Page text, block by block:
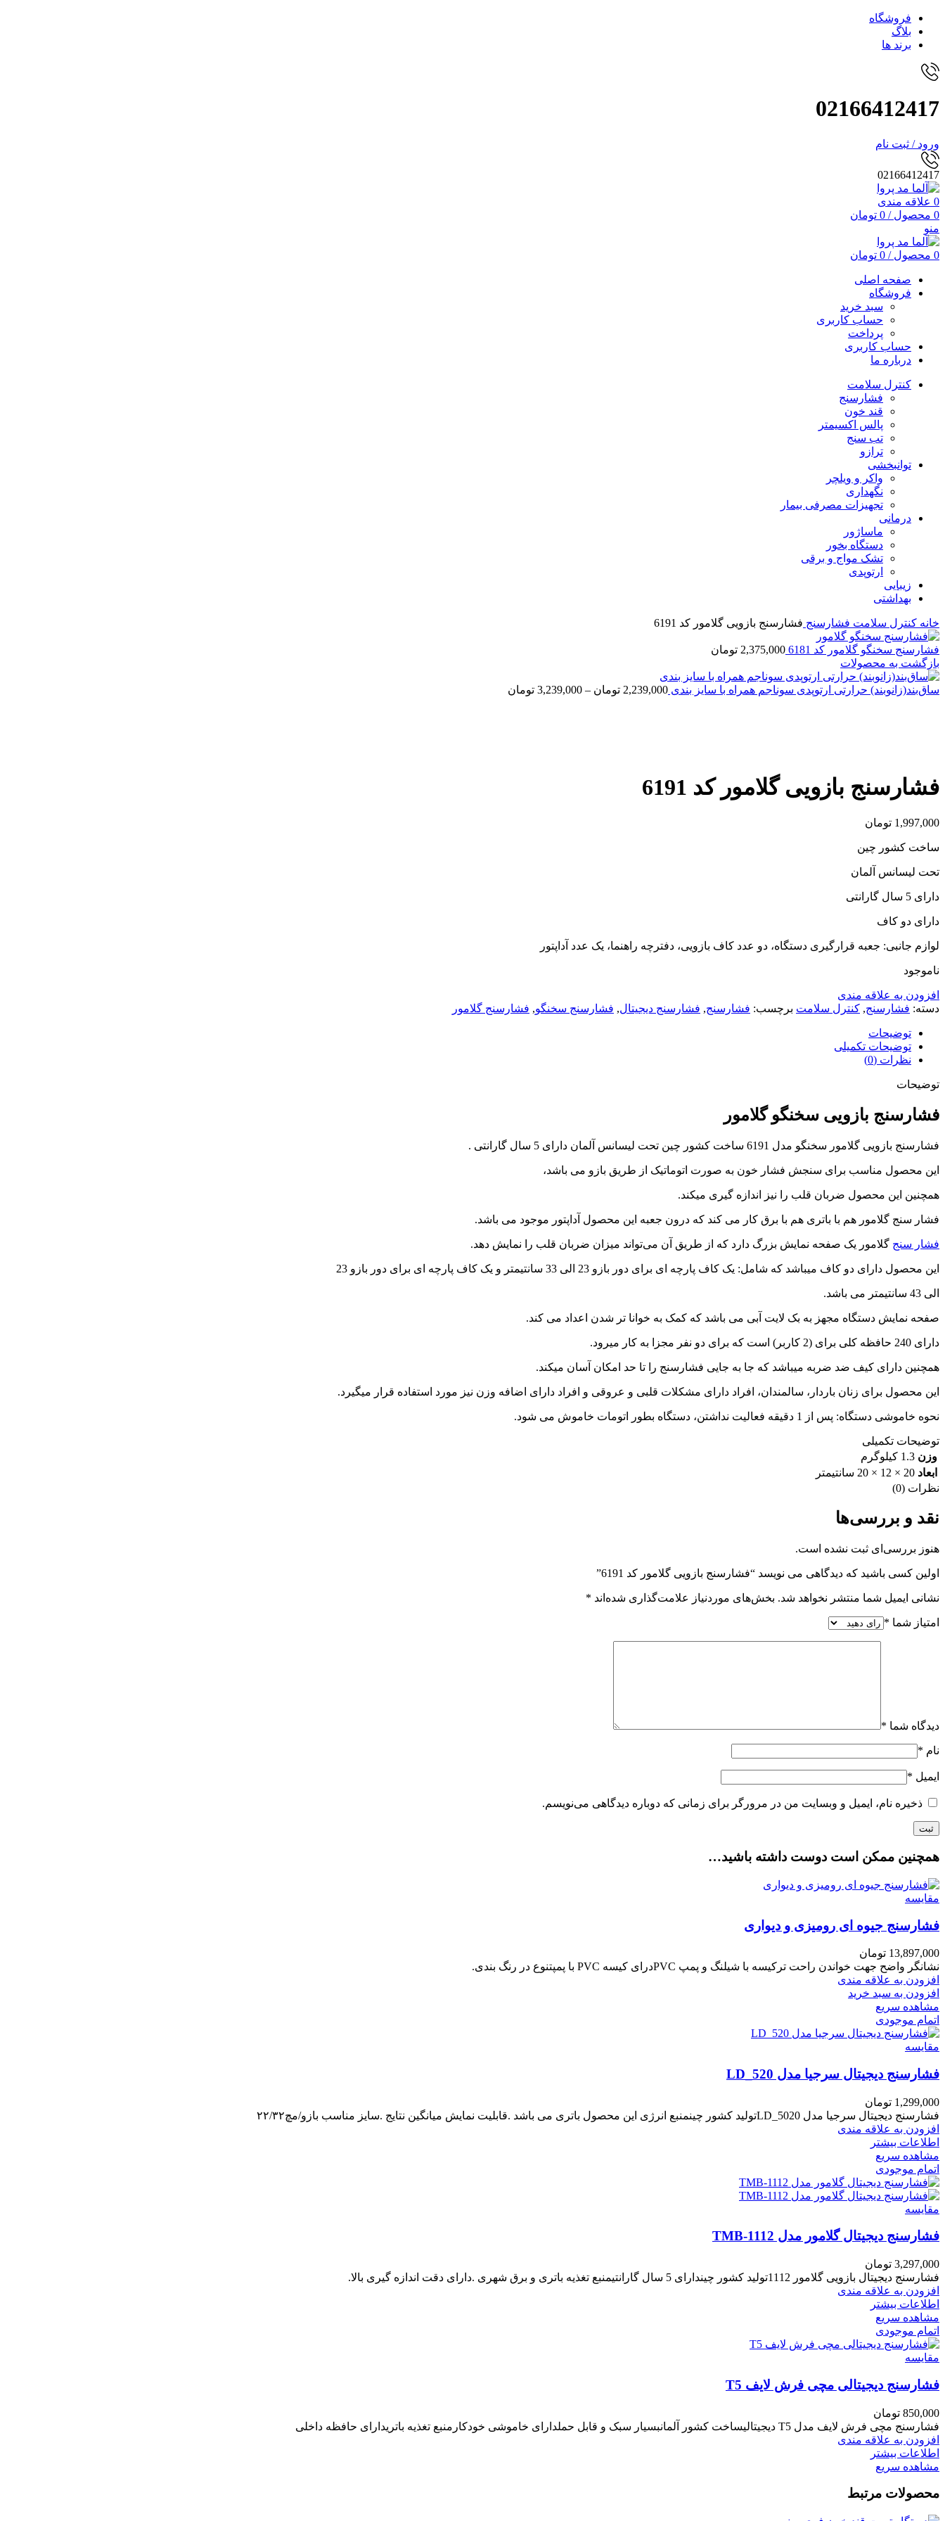
فروشگاه
بلاگ
برند ها
02166412417
ورود / ثبت نام
02166412417
0 علاقه مندی
0 محصول /
0 تومان
منو
0 محصول /
0 تومان
صفحه اصلی
فروشگاه
سبد خرید
حساب کاربری
پرداخت
حساب کاربری
درباره ما
کنترل سلامت
فشارسنج
قند خون
پالس اکسیمتر
تب سنج
ترازو
توانبخشی
واکر و ویلچر
نگهداری
تجهیزات مصرفی بیمار
درمانی
ماساژور
دستگاه بخور
تشک مواج و برقی
ارتوپدی
زیبایی
بهداشتی
خانه کنترل سلامت فشارسنج فشارسنج بازویی گلامور کد 6191
فشارسنج سخنگو گلامور کد 6181 2,375,000 تومان
بازگشت به محصولات
ساق‌بند(زانوبند) حرارتی ارتوپدی سوناجم همراه با سایز بندی 2,239,000 تومان –
3,239,000 تومان
فشارسنج بازویی گلامور کد 6191
1,997,000 تومان
ساخت کشور چین
تحت لیسانس آلمان
دارای 5 سال گارانتی
دارای دو کاف
لوازم جانبی: جعبه قرارگیری دستگاه، دو عدد کاف بازویی، دفترچه راهنما، یک عدد آداپتور
ناموجود
افزودن به علاقه مندی
دسته: فشارسنج, کنترل سلامت برچسب: فشارسنج, فشارسنج دیجیتال, فشارسنج سخنگو, فشارسنج گلامور
توضیحات
توضیحات تکمیلی
نظرات (0)
توضیحات
فشارسنج بازویی سخنگو گلامور
فشارسنج بازویی گلامور سخنگو مدل 6191 ساخت کشور چین تحت لیسانس آلمان دارای 5 سال گارانتی .
این محصول مناسب برای سنجش فشار خون به صورت اتوماتیک از طریق بازو می باشد،
همچنین این محصول ضربان قلب را نیز اندازه گیری میکند.
فشار سنج گلامور هم با باتری هم با برق کار می کند که درون جعبه این محصول آداپتور موجود می باشد.
فشار سنج گلامور یک صفحه نمایش بزرگ دارد که از طریق آن می‌تواند میزان ضربان قلب را نمایش دهد.
این محصول دارای دو کاف میباشد که شامل: یک کاف پارچه ای برای دور بازو 23 الی 33 سانتیمتر و یک کاف پارچه ای برای دور بازو 23
الی 43 سانتیمتر می باشد.
صفحه نمایش دستگاه مجهز به بک لایت آبی می باشد که کمک به خوانا تر شدن اعداد می کند.
دارای 240 حافظه کلی برای (2 کاربر) است که برای دو نفر مجزا به کار میرود.
همچنین دارای کیف ضد ضربه میباشد که جا به جایی فشارسنج را تا حد امکان آسان میکند.
این محصول برای زنان باردار، سالمندان، افراد دارای مشکلات قلبی و عروقی و افراد دارای اضافه وزن نیز مورد استفاده قرار میگیرد.
نحوه خاموشی دستگاه: پس از 1 دقیقه فعالیت نداشتن، دستگاه بطور اتومات خاموش می شود.
توضیحات تکمیلی
وزن 1.3 کیلوگرم
ابعاد 20 × 12 × 20 سانتیمتر
نظرات (0)
نقد و بررسی‌ها
هنوز بررسی‌ای ثبت نشده است.
اولین کسی باشید که دیدگاهی می نویسد “فشارسنج بازویی گلامور کد 6191”
نشانی ایمیل شما منتشر نخواهد شد. بخش‌های موردنیاز علامت‌گذاری شده‌اند *
امتیاز شما *
دیدگاه شما *
نام *
ایمیل *
ذخیره نام، ایمیل و وبسایت من در مرورگر برای زمانی که دوباره دیدگاهی می‌نویسم.
همچنین ممکن است دوست داشته باشید…
مقایسه
فشارسنج جیوه ای رومیزی و دیواری
13,897,000 تومان
نشانگر واضح جهت خواندن راحت ترکیسه با شیلنگ و پمپ PVCدرای کیسه PVC با پمپتنوع در رنگ بندی.
افزودن به علاقه مندی
افزودن به سبد خرید
مشاهده سریع
اتمام موجودی
مقایسه
فشارسنج دیجیتال سرجیا مدل LD_520
1,299,000 تومان
فشارسنج دیجیتال سرجیا مدل LD_5020تولید کشور چینمنبع انرژی این محصول باتری می باشد .قابلیت نمایش میانگین نتایج .سایز مناسب بازو/مچ۲۲/۳۲
افزودن به علاقه مندی
اطلاعات بیشتر
مشاهده سریع
اتمام موجودی
مقایسه
فشارسنج دیجیتال گلامور مدل TMB-1112
3,297,000 تومان
فشارسنج دیجیتال بازویی گلامور 1112تولید کشور چیندارای 5 سال گارانتیمنبع تغذیه باتری و برق شهری .دارای دقت اندازه گیری بالا.
افزودن به علاقه مندی
اطلاعات بیشتر
مشاهده سریع
اتمام موجودی
مقایسه
فشارسنج دیجیتالی مچی فرش لایف T5
850,000 تومان
فشارسنج مچی فرش لایف مدل T5 دیجیتالیساخت کشور آلمانبسیار سبک و قابل حملدارای خاموشی خودکارمنبع تغذیه باتریدارای حافظه داخلی
افزودن به علاقه مندی
اطلاعات بیشتر
مشاهده سریع
محصولات مرتبط